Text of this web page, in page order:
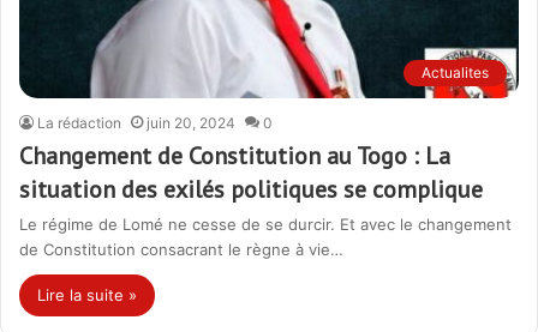
Actualites
La rédaction juin 20, 2024 0
Changement de Constitution au Togo : La
situation des exilés politiques se complique
Le régime de Lomé ne cesse de se durcir. Et avec le changement
de Constitution consacrant le règne à vie…
Lire la suite »